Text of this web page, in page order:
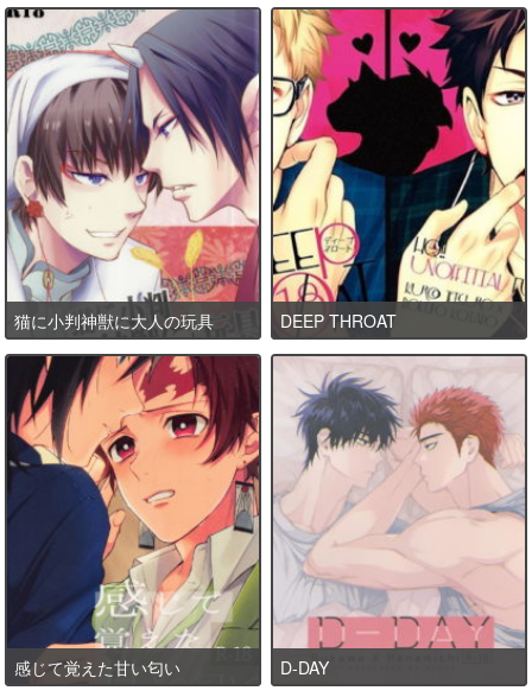
猫に小判神獣に大人の玩具 DEEP THROAT
感じて覚えた甘い匂い D-DAY